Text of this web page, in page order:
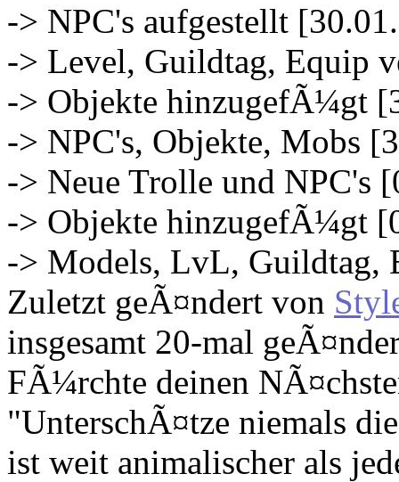
-> NPC's aufgestellt
-> Level, Guildtag, Equip
-> Objekte hinzugefÃ¼gt
-> NPC's, Objekte, Mobs
-> Neue Trolle und NPC's
-> Objekte hinzugefÃ¼gt
-> Models, LvL, Guildtag,
Zuletzt geÃ¤ndert von
insgesamt 20-mal
FÃ¼rchte deinen
"UnterschÃ¤tze niemals
ist weit animalischer als